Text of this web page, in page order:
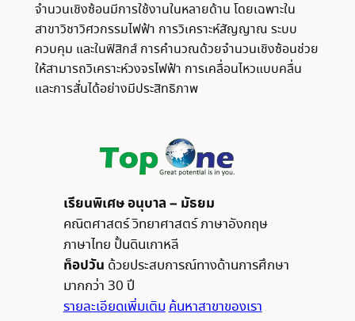
จำนวนเชิงซ้อนมีการใช้งานในหลายด้าน โดยเฉพาะใน
สาขาวิชาวิศวกรรมไฟฟ้า การวิเคราะห์สัญญาณ ระบบ
ควบคุม และในฟิสิกส์ การคำนวณด้วยจำนวนเชิงซ้อนช่วย
ให้สามารถวิเคราะห์วงจรไฟฟ้า การเคลื่อนไหวแบบคลื่น
และการสั่นได้อย่างมีประสิทธิภาพ
เรียนพิเศษ อนุบาล – มัธยม
คณิตศาสตร์ วิทยาศาสตร์ ภาษาอังกฤษ
ภาษาไทย ปั้นดินเกาหลี
ท็อปวัน ด้วยประสบการณ์ทางด้านการศึกษา
มากกว่า 30 ปี
รายละเอียดเพิ่มเติมค้นหาสาขาของเรา